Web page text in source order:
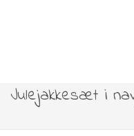
Julejakkesæt i